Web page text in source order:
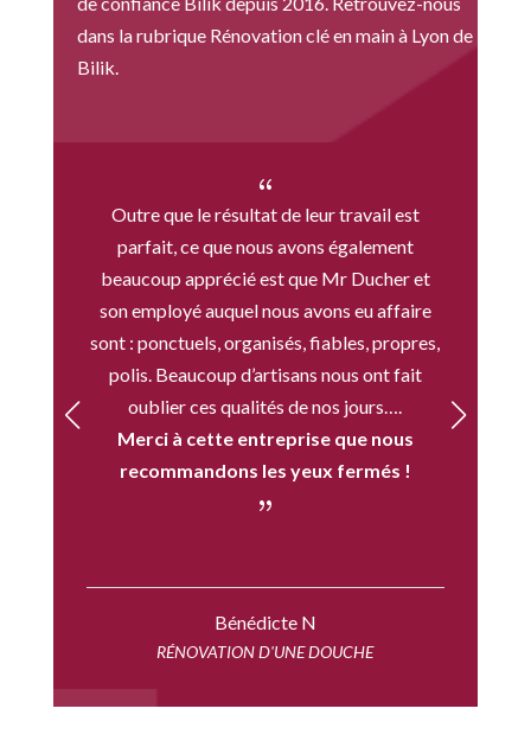
dans la rubrique Rénovation clé en main à Lyonde
Bilik.
{
Outre que le résultat de leur travail est
parfait, ce que nous avons également
beaucoup apprécié est que Mr Ducher et
son employé auquel nous avons eu affaire
sont : ponctuels, organisés, fiables, propres,
polis. Beaucoup d’artisans nous ont fait
oublier ces qualités de nos jours….
Merci à cette entreprise que nous
recommandons les yeux fermés !
{
Bénédicte N
RÉNOVATION D'UNE DOUCHE